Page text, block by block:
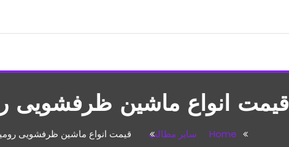
قیمت انواع ماشین ظرفشویی
Home سایر مطالب قیمت انواع ماشین ظرفشویی